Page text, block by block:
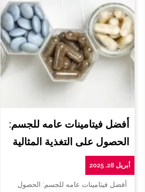
أفضل فيتامينات عامه للجسم:
الحصول على التغذية المثالية
أبريل 28, 2025
أفضل فيتامينات عامه للجسم: الحصول